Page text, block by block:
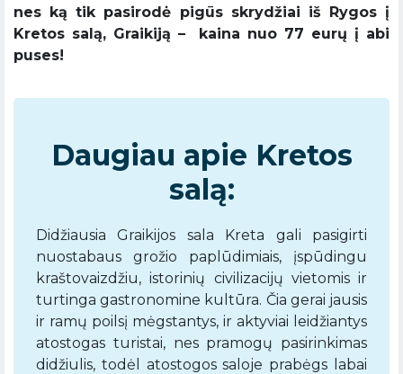
nes ką tik pasirodė pigūs skrydžiai iš Rygos į
Kretos salą, Graikiją – kaina nuo 77 eurų į abi
puses!
Daugiau apie Kretos
salą:
Didžiausia Graikijos sala Kreta gali pasigirti
nuostabaus grožio paplūdimiais, įspūdingu
kraštovaizdžiu, istorinių civilizacijų vietomis ir
turtinga gastronomine kultūra. Čia gerai jausis
ir ramų poilsį mėgstantys, ir aktyviai leidžiantys
atostogas turistai, nes pramogų pasirinkimas
didžiulis, todėl atostogos saloje prabėgs labai